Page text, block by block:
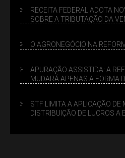
RECEITA FEDERAL ADOTA
SOBRE A TRIBUTAÇÃO DA
O AGRONEGÓCIO NA
APURAÇÃO ASSISTIDA: A
MUDARÁ APENAS A FORMA
STF LIMITA A APLICAÇÃO DE
DISTRIBUIÇÃO DE LUCROS A